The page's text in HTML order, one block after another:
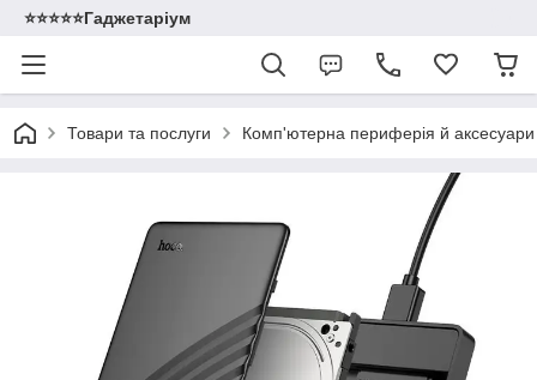
⭐️⭐️⭐️⭐️⭐️Гаджетаріум
Товари та послуги Комп'ютерна периферія й аксесуари